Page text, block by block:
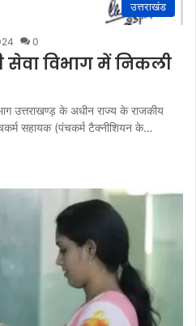
उत्तराखंड
0
सेवा विभाग में निकली
उत्तराखण्ड़ के अधीन राज्य के राजकीय
सहायक (पंचकर्म टैक्नीशियन के…